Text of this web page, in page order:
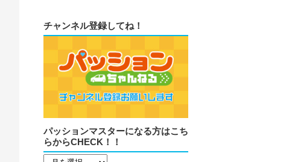
チャンネル登録してね！
パッションマスターになる方はこち
らからCHECK！！